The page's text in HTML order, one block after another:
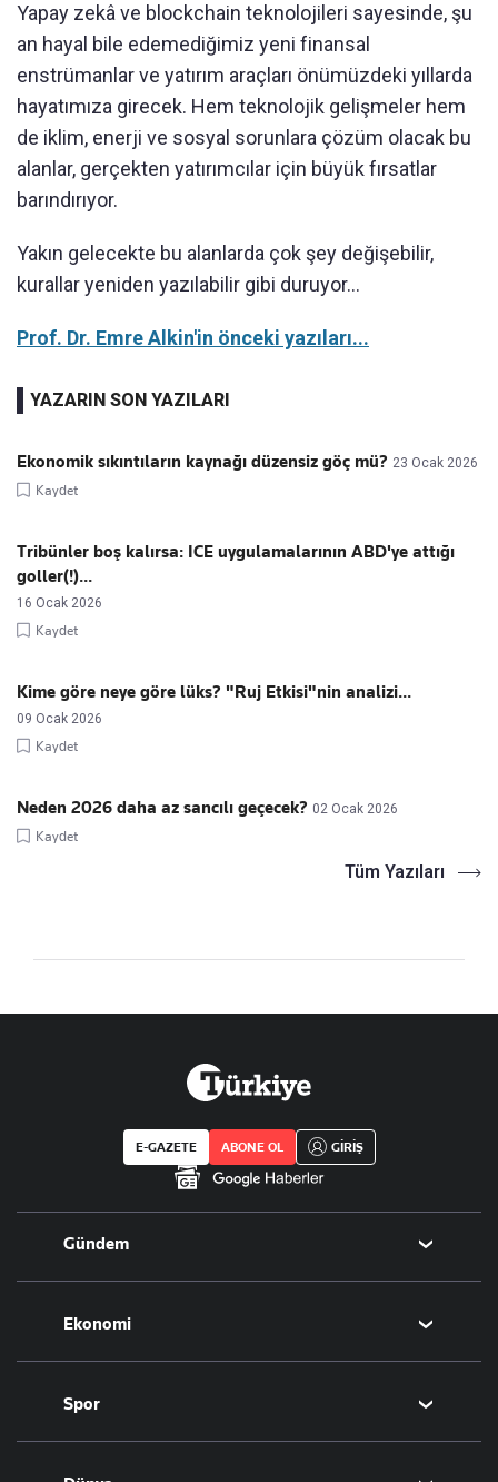
Yapay zekâ ve blockchain teknolojileri sayesinde, şu
an hayal bile edemediğimiz yeni finansal
enstrümanlar ve yatırım araçları önümüzdeki yıllarda
hayatımıza girecek. Hem teknolojik gelişmeler hem
de iklim, enerji ve sosyal sorunlara çözüm olacak bu
alanlar, gerçekten yatırımcılar için büyük fırsatlar
barındırıyor.
Yakın gelecekte bu alanlarda çok şey değişebilir,
kurallar yeniden yazılabilir gibi duruyor...
Prof. Dr. Emre Alkin'in önceki yazıları...
YAZARIN SON YAZILARI
Ekonomik sıkıntıların kaynağı düzensiz göç mü? 23 Ocak 2026
Kaydet
Tribünler boş kalırsa: ICE uygulamalarının ABD'ye attığı
goller(!)...
16 Ocak 2026
Kaydet
Kime göre neye göre lüks? "Ruj Etkisi"nin analizi...
09 Ocak 2026
Kaydet
Neden 2026 daha az sancılı geçecek? 02 Ocak 2026
Kaydet
Tüm Yazıları
E-GAZETE ABONE OL GİRİŞ
Gündem
Politika
Eğitim
Ekonomi
Borsa
Altın
Döviz
Spor
Futbol